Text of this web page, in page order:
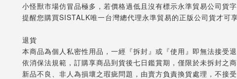
小怪獸市場仿冒品極多，若價格過低且沒有標示永準貿易公司貨
提醒您購買SISTALK唯一台灣總代理永準貿易的正版公司貨才可
退貨
本商品為個人私密性用品，一經『拆封』或『使用』即無法接受退
依消保法規範，訂購享商品到貨後七日鑑賞期，僅限於未拆封之商
新品不良、非人為損壞之瑕疵問題，由賣方負責換貨處理，不接受